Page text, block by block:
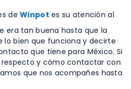
deWinpot es su atención al
era tan buena hasta que la
lo bien que funciona y decirte
que tiene para México. Si
y cómo contactar con
que nos acompañes hasta